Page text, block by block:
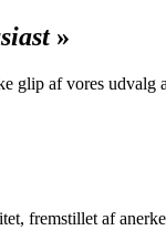
»
glip af vores
fremstillet af